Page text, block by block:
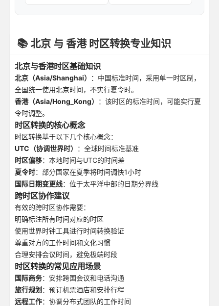
📚 北京 与 香港 时区转换专业知识
北京与香港时区基础知识
北京（Asia/Shanghai）
：中国标准时间，采用单一时区制，
全国统一使用北京时间，不实行夏令时。
香港（Asia/Hong_Kong）
：该时区的标准时间，可能实行夏
令时调整。
时区转换的核心概念
时区转换基于以下几个核心概念：
UTC（协调世界时）
：全球时间标准基准
时区偏移：本地时间与UTC的时间差
夏令时：部分国家在夏季将时间调快1小时
国际日期变更线：位于太平洋中部的日期分界线
跨时区协作建议
有效的跨时区协作需要：
明确标注所有时间对应的时区
使用世界时钟工具进行时间转换验证
尊重对方的工作时间和文化习惯
合理安排会议时间，避免极端时段
时区转换的常见应用场景
国际商务：安排跨国会议和电话沟通
旅行规划 ：预订机票酒店和安排行程
远程工作：协调分布式团队的工作时间